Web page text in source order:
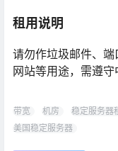
租用说明
请勿作垃圾邮件、
网站等用途，需遵守
带宽 机房 稳定服务器
美国稳定服务器